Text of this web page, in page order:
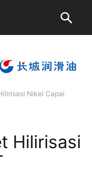
Nikel Capai
Hilirisasi